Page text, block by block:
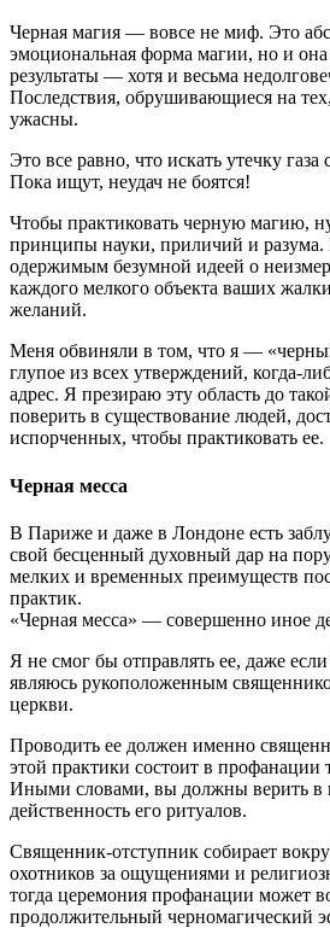
Черная магия — вовсе не миф. Это
эмоциональная форма магии, но и
результаты — хотя и весьма
Последствия, обрушивающиеся на
ужасны.
Это все равно, что искать утечку
Пока ищут, неудач не боятся!
Чтобы практиковать черную магию,
принципы науки, приличий и разума.
одержимым безумной идеей о
каждого мелкого объекта ваших
желаний.
Меня обвиняли в том, что я —
глупое из всех утверждений, когда-
адрес. Я презираю эту область до
поверить в существование людей,
испорченных, чтобы практиковать ее.
Черная месса
В Париже и даже в Лондоне есть
свой бесценный духовный дар на
мелких и временных преимуществ
практик.
«Черная месса» — совершенно иное
Я не смог бы отправлять ее, даже
являюсь рукоположенным
церкви.
Проводить ее должен именно
этой практики состоит в профанации
Иными словами, вы должны верить в
действенность его ритуалов.
Священник-отступник собирает
охотников за ощущениями и
тогда церемония профанации может
продолжительный черномагический